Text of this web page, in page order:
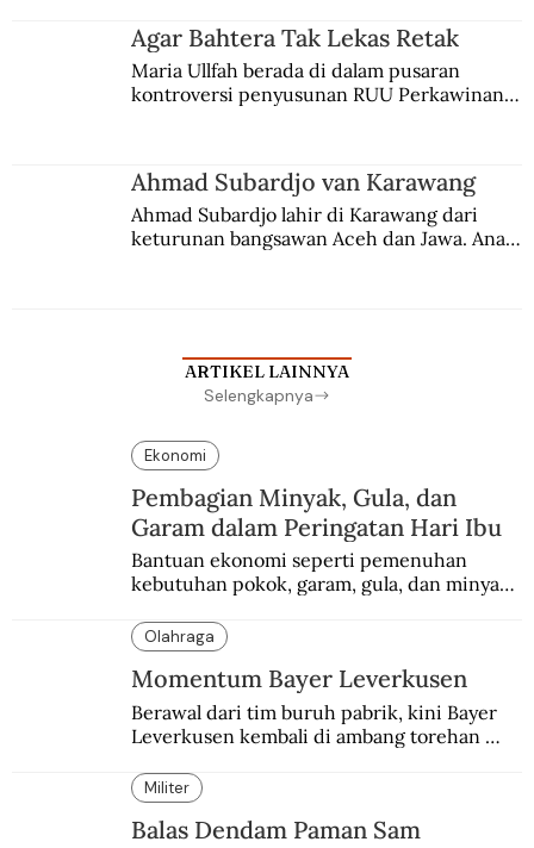
Agar Bahtera Tak Lekas Retak
Maria Ullfah berada di dalam pusaran
kontroversi penyusunan RUU Perkawinan.
Ahmad Subardjo van Karawang
Ahmad Subardjo lahir di Karawang dari
keturunan bangsawan Aceh dan Jawa. Anak
ARTIKEL LAINNYA
Selengkapnya
Ekonomi
Pembagian Minyak, Gula, dan
Garam dalam Peringatan Hari Ibu
Bantuan ekonomi seperti pemenuhan
kebutuhan pokok, garam, gula, dan minyak
peringatan Hari Ibu.
Olahraga
Momentum Bayer Leverkusen
Berawal dari tim buruh pabrik, kini Bayer
Leverkusen kembali di ambang torehan
“Neverkusen”.
Militer
Balas Dendam Paman Sam